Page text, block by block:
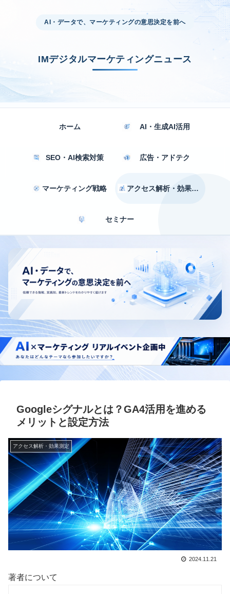
AI・データで、マーケティングの意思決定を前へ
IMデジタルマーケティングニュース
ホーム AI・生成AI活用
SEO・AI検索対策 広告・アドテク
マーケティング戦略 アクセス解析・効果測定
セミナー
Googleシグナルとは？GA4活用を進める
メリットと設定方法
アクセス解析・効果測定
2024.11.21
著者について